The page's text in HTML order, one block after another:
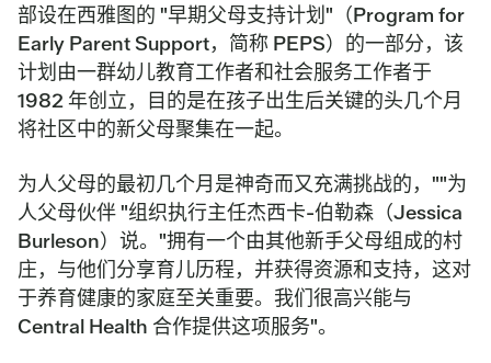
部设在西雅图的 "早期父母支持计划"（Program for
Early Parent Support，简称 PEPS）的一部分，该
计划由一群幼儿教育工作者和社会服务工作者于
1982 年创立，目的是在孩子出生后关键的头几个月
将社区中的新父母聚集在一起。
为人父母的最初几个月是神奇而又充满挑战的，""为
人父母伙伴 "组织执行主任杰西卡-伯勒森（Jessica
Burleson）说。"拥有一个由其他新手父母组成的村
庄，与他们分享育儿历程，并获得资源和支持，这对
于养育健康的家庭至关重要。我们很高兴能与
Central Health 合作提供这项服务"。